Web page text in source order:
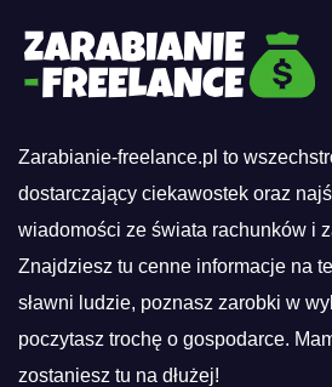
Zarabianie-freelance.pl to
dostarczający ciekawostek oraz
wiadomości ze świata rachunków i
Znajdziesz tu cenne informacje na
sławni ludzie, poznasz zarobki w
poczytasz trochę o gospodarce.
zostaniesz tu na dłużej!